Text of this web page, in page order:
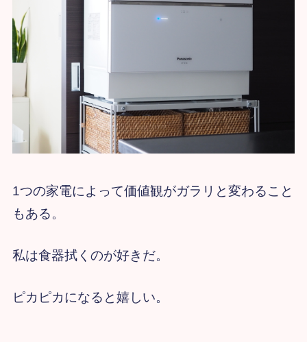
1つの家電によって価値観がガラリと変わること
もある。
私は食器拭くのが好きだ。
ピカピカになると嬉しい。